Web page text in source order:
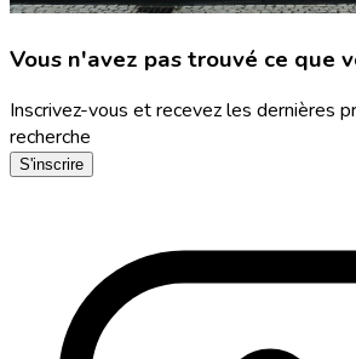
Vous n'avez pas trouvé ce que
Inscrivez-vous et recevez les dernières
recherche
S'inscrire